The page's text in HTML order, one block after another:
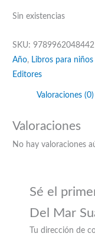
Sin existencias
SKU:9789962048442
Año, Libros para niños
Editores
Valoraciones (0)
Valoraciones
No hay valoraciones
Sé el
Del Mar
Tu dirección de